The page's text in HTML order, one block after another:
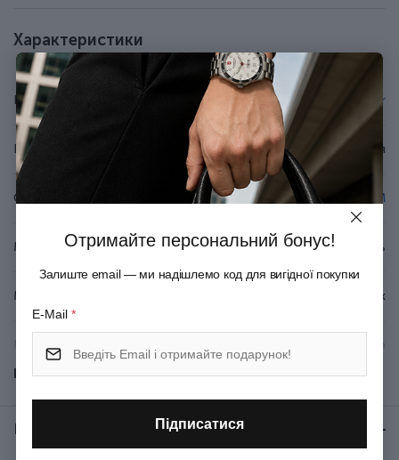
Стрижень у ручці змінний, тому ручку ви
використовуватимете багато років.
До ручки підходять кулькові та гелеві стрижні Parker.
Оригінальна подарункова коробка з сертифікатом.
Характеристики
Бренд Parker
Країна походження Франція
Серія IM
Матеріал корпуса Латунь
Матеріал покриття Глянцевий лак
Матеріал оздоблення
Показати всі
Відгуки:
Отримайте персональний бонус!
Залиште email — ми надішлемо код для вигідної покупки
E-Mail *
Підписатися